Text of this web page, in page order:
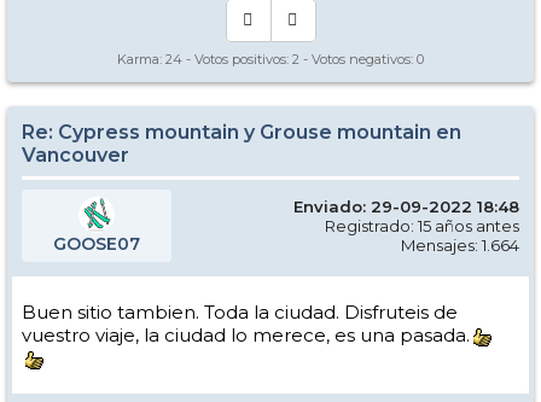
Karma: 24 - Votos positivos: 2 - Votos negativos: 0
Re: Cypress mountain y Grouse mountain en
Vancouver
GOOSE07
Enviado: 29-09-2022 18:48
Registrado: 15 años antes
Mensajes: 1.664
Buen sitio tambien. Toda la ciudad. Disfruteis de
vuestro viaje, la ciudad lo merece, es una pasada.